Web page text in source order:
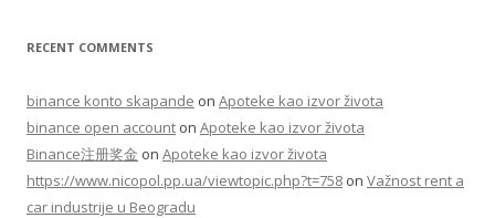
RECENT COMMENTS
binance konto skapande on Apoteke kao izvor života
binance open account on Apoteke kao izvor života
Binance注册奖金 on Apoteke kao izvor života
https://www.nicopol.pp.ua/viewtopic.php?t=758 on Važnost rent a
car industrije u Beogradu